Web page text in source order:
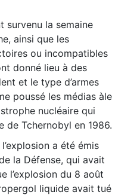
survenu la semaine
ainsi que les
ou incompatibles
donné lieu à des
et le type d’armes
poussé les médias àle
nucléaire qui
de Tchernobyl en 1986.
a été émis
la Défense, qui avait
l’explosion du 8 août
liquide avait tué